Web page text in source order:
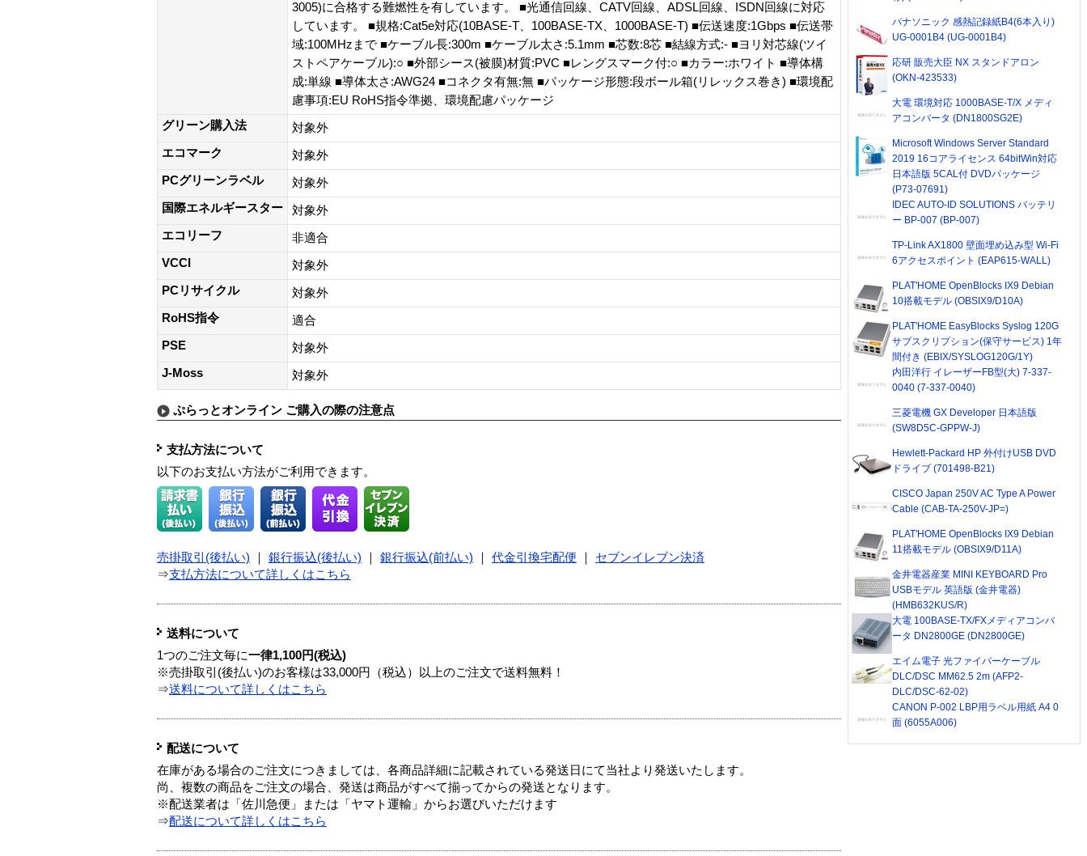
3005)に合格する難燃性を有しています。 ■光通信回線、CATV回線、ADSL回線、ISDN回線に対応
しています。 ■規格:Cat5e対応(10BASE-T、100BASE-TX、1000BASE-T) ■伝送速度:1Gbps ■伝送帯
域:100MHzまで ■ケーブル長:300m ■ケーブル太さ:5.1mm ■芯数:8芯 ■結線方式:- ■ヨリ対芯線(ツイ
ストペアケーブル):○ ■外部シース(被膜)材質:PVC ■レングスマーク付:○ ■カラー:ホワイト ■導体構
成:単線 ■導体太さ:AWG24 ■コネクタ有無:無 ■パッケージ形態:段ボール箱(リレックス巻き) ■環境配
慮事項:EU RoHS指令準拠、環境配慮パッケージ
グリーン購入法
対象外
エコマーク
対象外
PCグリーンラベル
対象外
国際エネルギースター
対象外
エコリーフ
非適合
VCCI
対象外
PCリサイクル
対象外
RoHS指令
適合
PSE
対象外
J-Moss
対象外
ぷらっとオンライン ご購入の際の注意点
支払方法について
以下のお支払い方法がご利用できます。
売掛取引(後払い) 銀行振込(後払い) 銀行振込(前払い) 代金引換宅配便
セブンイレブン決済
⇒支払方法について詳しくはこちら
送料について
1つのご注文毎に一律1,100円(税込)
※売掛取引(後払い)のお客様は33,000円（税込）以上のご注文で送料無料！
⇒送料について詳しくはこちら
配送について
在庫がある場合のご注文につきましては、各商品詳細に記載されている発送日にて当社より発送いたします。
尚、複数の商品をご注文の場合、発送は商品がすべて揃ってからの発送となります。
※配送業者は「佐川急便」または「ヤマト運輸」からお選びいただけます
⇒配送について詳しくはこちら
パナソニック 感熱記録紙B4(6本入り)
UG-0001B4 (UG-0001B4)
応研 販売大臣 NX スタンドアロン
(OKN-423533)
大電 環境対応 1000BASE-T/X メディ
アコンバータ (DN1800SG2E)
Microsoft Windows Server Standard
2019 16コアライセンス 64bitWin対応
日本語版 5CAL付 DVDパッケージ
(P73-07691)
IDEC AUTO-ID SOLUTIONS バッテリ
ー BP-007 (BP-007)
TP-Link AX1800 壁面埋め込み型 Wi-Fi
6アクセスポイント (EAP615-WALL)
PLAT'HOME OpenBlocks IX9 Debian
10搭載モデル (OBSIX9/D10A)
PLAT'HOME EasyBlocks Syslog 120G
サブスクリプション(保守サービス) 1年
間付き (EBIX/SYSLOG120G/1Y)
内田洋行 イレーザーFB型(大) 7-337-
0040 (7-337-0040)
三菱電機 GX Developer 日本語版
(SW8D5C-GPPW-J)
Hewlett-Packard HP 外付けUSB DVD
ドライブ (701498-B21)
CISCO Japan 250V AC Type A Power
Cable (CAB-TA-250V-JP=)
PLAT'HOME OpenBlocks IX9 Debian
11搭載モデル (OBSIX9/D11A)
金井電器産業 MINI KEYBOARD Pro
USBモデル 英語版 (金井電器)
(HMB632KUS/R)
大電 100BASE-TX/FXメディアコンバ
ータ DN2800GE (DN2800GE)
エイム電子 光ファイバーケーブル
DLC/DSC MM62.5 2m (AFP2-
DLC/DSC-62-02)
CANON P-002 LBP用ラベル用紙 A4 0
面 (6055A006)